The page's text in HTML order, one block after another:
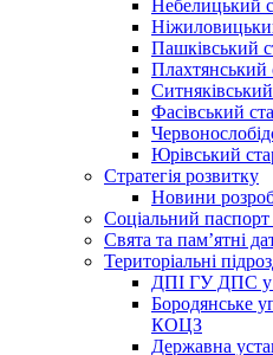
Небелицький
Пашківський
Плахтянський
Фасівський
Юрівський
Стратегія розвитку
Новини
Соціальний
Свята та пам’ятні
Територіальні
ДПІ ГУ ДПС у
Бородянське
КОЦЗ
Державна